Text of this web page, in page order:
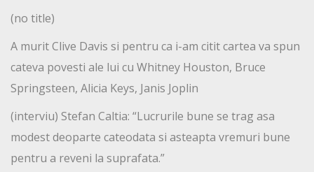
(no title)
A murit Clive Davis si pentru ca i-am citit cartea va spun
cateva povesti ale lui cu Whitney Houston, Bruce
Springsteen, Alicia Keys, Janis Joplin
(interviu) Stefan Caltia: “Lucrurile bune se trag asa
modest deoparte cateodata si asteapta vremuri bune
pentru a reveni la suprafata.”